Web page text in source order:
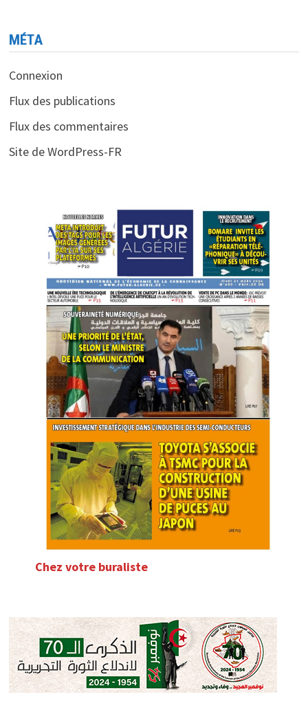
MÉTA
Connexion
Flux des publications
Flux des commentaires
Site de WordPress-FR
Chez votre buraliste